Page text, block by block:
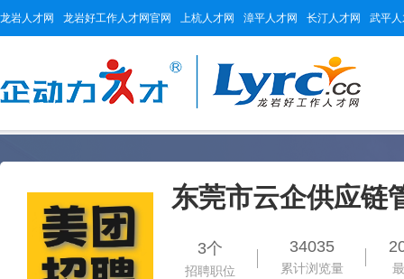
龙岩人才网 龙岩好工作人才网官网 上杭人才网 漳平人才网 长汀人才网 武平
东莞市云企供应链
3个
招聘职位
34035
累计浏览量